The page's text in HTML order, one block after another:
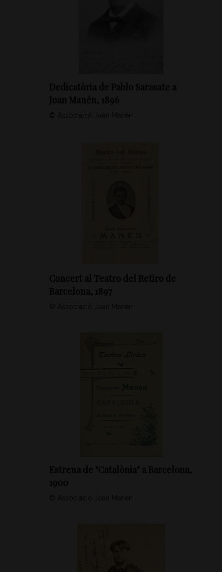
Dedicatòria de Pablo Sarasate a
Joan Manén, 1896
© Associació Joan Manén
Concert al Teatro del Retiro de
Barcelona, 1897
© Associació Joan Manén
Estrena de "Catalònia" a Barcelona,
1900
© Associació Joan Manén